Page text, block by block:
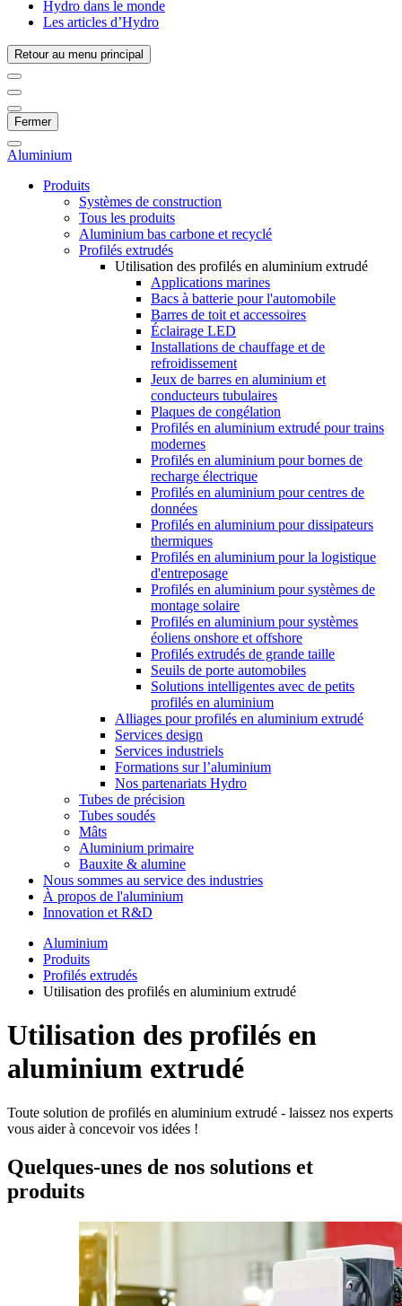
Hydro dans le monde
Les articles d’Hydro
Retour au menu principal
Fermer
Aluminium
Produits
Systèmes de construction
Tous les produits
Aluminium bas carbone et recyclé
Profilés extrudés
Utilisation des profilés en aluminium extrudé
Applications marines
Bacs à batterie pour l'automobile
Barres de toit et accessoires
Éclairage LED
Installations de chauffage et de
refroidissement
Jeux de barres en aluminium et
conducteurs tubulaires
Plaques de congélation
Profilés en aluminium extrudé pour trains
modernes
Profilés en aluminium pour bornes de
recharge électrique
Profilés en aluminium pour centres de
données
Profilés en aluminium pour dissipateurs
thermiques
Profilés en aluminium pour la logistique
d'entreposage
Profilés en aluminium pour systèmes de
montage solaire
Profilés en aluminium pour systèmes
éoliens onshore et offshore
Profilés extrudés de grande taille
Seuils de porte automobiles
Solutions intelligentes avec de petits
profilés en aluminium
Alliages pour profilés en aluminium extrudé
Services design
Services industriels
Formations sur l’aluminium
Nos partenariats Hydro
Tubes de précision
Tubes soudés
Mâts
Aluminium primaire
Bauxite & alumine
Nous sommes au service des industries
À propos de l'aluminium
Innovation et R&D
Aluminium
Produits
Profilés extrudés
Utilisation des profilés en aluminium extrudé
Utilisation des profilés en
aluminium extrudé
Toute solution de profilés en aluminium extrudé - laissez nos experts
vous aider à concevoir vos idées !
Quelques-unes de nos solutions et
produits